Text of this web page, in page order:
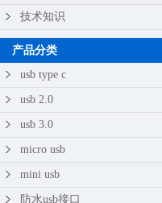
技术知识
产品分类
usb type c
usb 2.0
usb 3.0
micro usb
mini usb
防水usb接口